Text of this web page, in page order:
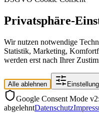
Privatsphäre-
Wir nutzen notwendige
Statistik, Marketing,
werden erst nach Ihrer
Alle ablehnen
Google Consent Mode
abgelehntDatenschutz